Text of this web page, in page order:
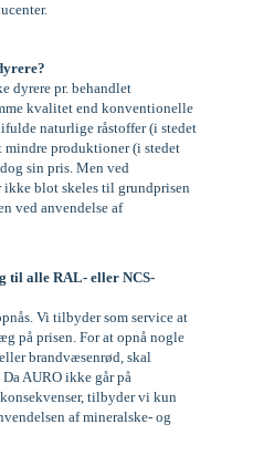
dyrere pr. behandlet
kvalitet end konventionelle
naturlige råstoffer (i stedet
produktioner (i stedet
sin pris. Men ved
ikke blot skeles til grundprisen
ved anvendelse af
til alle RAL- eller NCS-
Vi tilbyder som service at
på prisen. For at opnå nogle
brandvæsenrød, skal
AURO ikke går på
tilbyder vi kun
af mineralske- og